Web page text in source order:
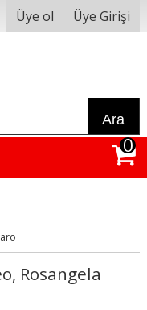
Üye ol Üye Girişi
Ara
0
Rosangela